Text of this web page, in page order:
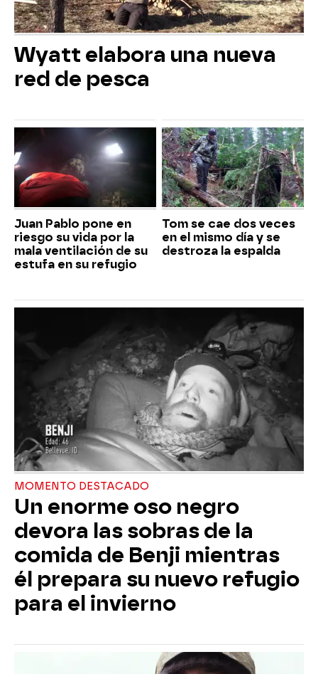
Wyatt elabora una nueva
red de pesca
Juan Pablo pone en
riesgo su vida por la
mala ventilación de su
estufa en su refugio
Tom se cae dos veces
en el mismo día y se
destroza la espalda
MOMENTO DESTACADO
Un enorme oso negro
devora las sobras de la
comida de Benji mientras
él prepara su nuevo refugio
para el invierno